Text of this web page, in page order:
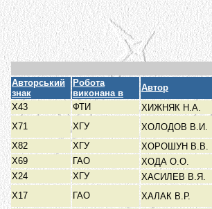
Авторський
знак
Робота
виконана в
Автор
Х43
ФТИ ХИЖНЯК Н.А.
Х71
ХГУ ХОЛОДОВ В.И.
Х82
ХГУ ХОРОШУН В.В.
Х69
ГАО ХОДА О.О.
Х24
ХГУ ХАСИЛЕВ В.Я.
Х17
ГАО ХАЛАК В.Р.